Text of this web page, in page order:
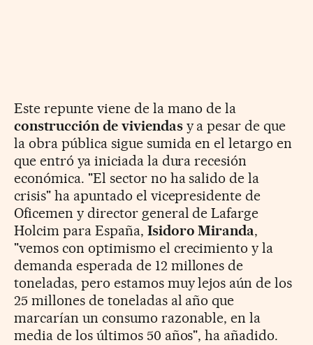
Este repunte viene de la mano de la
construcción de viviendasy a pesar de que
la obra pública sigue sumida en el letargo en
que entró ya iniciada la dura recesión
económica. "El sector no ha salido de la
crisis" ha apuntado el vicepresidente de
Oficemen y director general de Lafarge
Holcim para España, Isidoro Miranda,
"vemos con optimismo el crecimiento y la
demanda esperada de 12 millones de
toneladas, pero estamos muy lejos aún de los
25 millones de toneladas al año que
marcarían un consumo razonable, en la
media de los últimos 50 años", ha añadido.